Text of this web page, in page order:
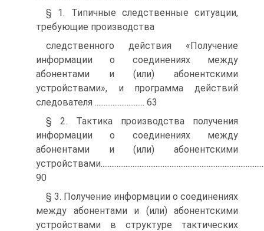
§ 1. Типичные следственные ситуации,
требующие производства
следственного действия «Получение
информации о соединениях между
абонентами и (или) абонентскими
устройствами», и программа действий
следователя ............................ 63
§ 2. Тактика производства получения
информации о соединениях между
абонентами и (или) абонентскими
90
§ 3. Получение информации о соединениях
между абонентами и (или) абонентскими
устройствами в структуре тактических